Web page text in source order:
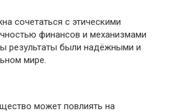
сочетаться с этическими
финансов и механизмами
результаты были надёжными и
мире.
может повлиять на